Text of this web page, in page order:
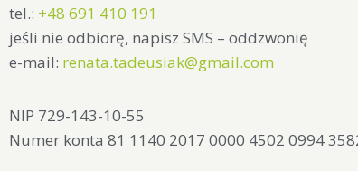
tel.: +48 691 410 191
jeśli nie odbiorę, napisz SMS – oddzwonię
e-mail: renata.tadeusiak@gmail.com
NIP 729-143-10-55
Numer konta 81 1140 2017 0000 4502 0994